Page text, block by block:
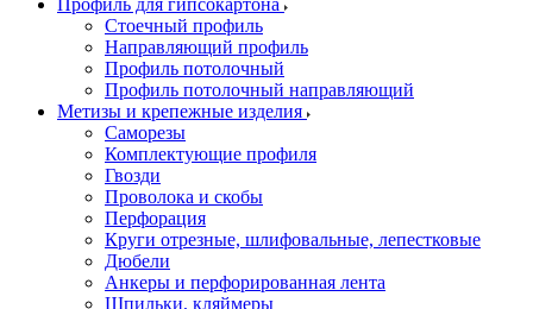
Профиль для гипсокартона
Стоечный профиль
Направляющий профиль
Профиль потолочный
Профиль потолочный направляющий
Метизы и крепежные изделия
Саморезы
Комплектующие профиля
Гвозди
Проволока и скобы
Перфорация
Круги отрезные, шлифовальные, лепестковые
Дюбели
Анкеры и перфорированная лента
Шпильки, кляймеры